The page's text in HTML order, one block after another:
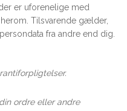
er uforenelige med
Tilsvarende gælder,
fra andre end dig.
ordre eller andre